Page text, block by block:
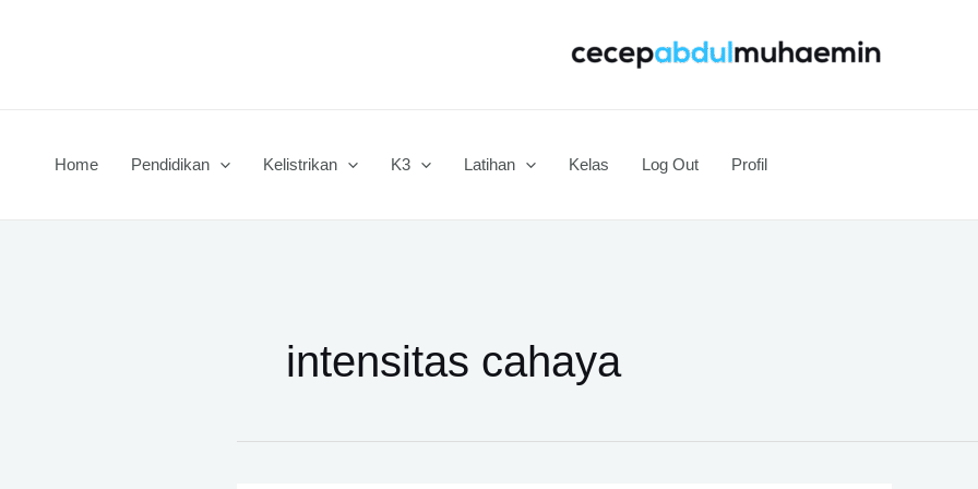
Home Pendidikan Kelistrikan K3 Latihan Kelas Log Out Profil
intensitas cahaya